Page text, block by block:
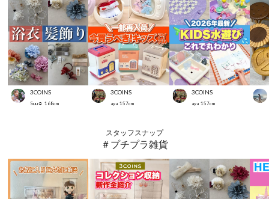
3COINS
Suu☺︎ 168cm
3COINS
aya 157cm
3COINS
aya 157cm
スタッフスナップ
＃プチプラ雑貨